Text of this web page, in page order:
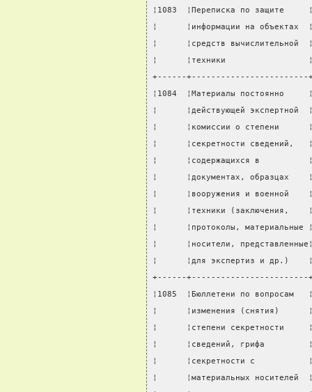
¦1083  ¦Переписка по
¦      ¦информации на
¦      ¦средств
¦      ¦техники
+------+------------------------
¦1084  ¦Материалы
¦      ¦действующей
¦      ¦комиссии о
¦      ¦секретности
¦      ¦содержащихся в
¦      ¦документах,
¦      ¦вооружения и
¦      ¦техники
¦      ¦протоколы,
¦      ¦носители,
¦      ¦для экспертиз и
+------+------------------------
¦1085  ¦Бюллетени по
¦      ¦изменения
¦      ¦степени
¦      ¦сведений, грифа
¦      ¦секретности с
¦      ¦материальных